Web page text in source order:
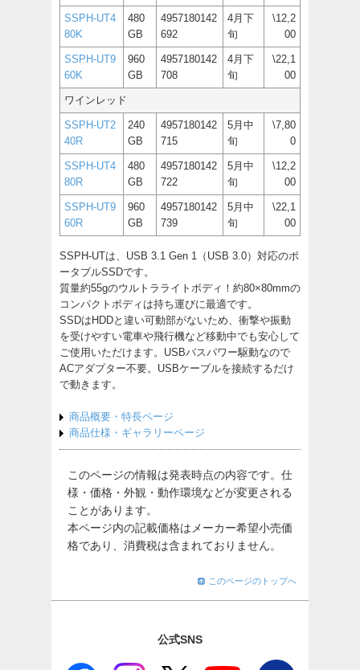
SSPH-UT4
80K
480
GB
4957180142
692
4月下
旬
\12,2
00
SSPH-UT9
60K
960
GB
4957180142
708
4月下
旬
\22,1
00
ワインレッド
SSPH-UT2
40R
240
GB
4957180142
715
5月中
旬
\7,80
0
SSPH-UT4
80R
480
GB
4957180142
722
5月中
旬
\12,2
00
SSPH-UT9
60R
960
GB
4957180142
739
5月中
旬
\22,1
00
SSPH-UTは、USB 3.1 Gen 1（USB 3.0）対応のポ
ータブルSSDです。
質量約55gのウルトラライトボディ！約80×80mmの
コンパクトボディは持ち運びに最適です。
SSDはHDDと違い可動部がないため、衝撃や振動
を受けやすい電車や飛行機など移動中でも安心して
ご使用いただけます。USBバスパワー駆動なので
ACアダプター不要。USBケーブルを接続するだけ
で動きます。
商品概要・特長ページ
商品仕様・ギャラリーページ
このページの情報は発表時点の内容です。仕
様・価格・外観・動作環境などが変更される
ことがあります。
本ページ内の記載価格はメーカー希望小売価
格であり、消費税は含まれておりません。
このページのトップへ
公式SNS